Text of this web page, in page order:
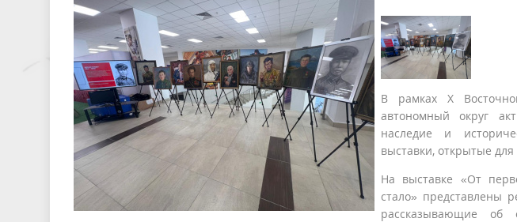
В рамках X
автономный округ
наследие и
выставки, открытые
На выставке «От
стало» представлены
рассказывающие об